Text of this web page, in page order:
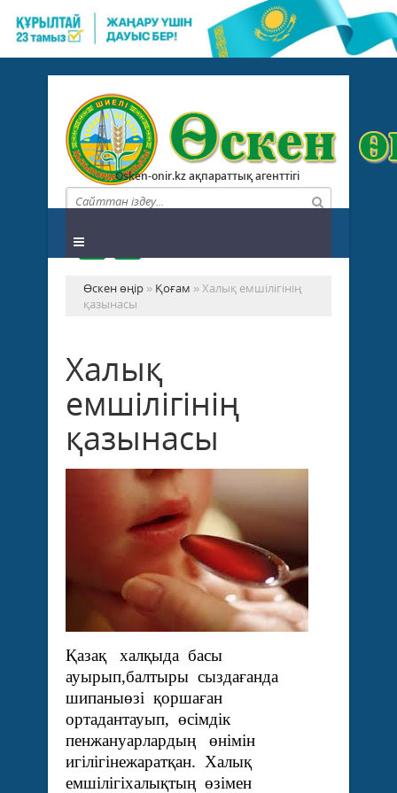
Osken-onir.kz ақпараттық агенттігі
Өскен өңір » Қоғам » Халық емшілігінің
қазынасы
Халық
емшілігінің
қазынасы
Қазақ халқыда басы
ауырып,балтыры сыздағанда
шипаныөзі қоршаған
ортадантауып, өсімдік
пенжануарлардың өнімін
игілігінежаратқан. Халық
емшілігіхалықтың өзімен